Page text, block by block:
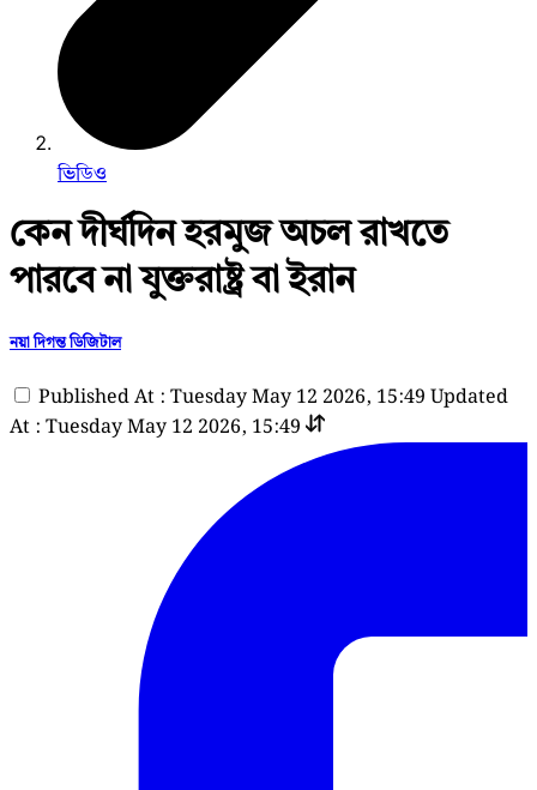
ভিডিও
কেন দীর্ঘদিন হরমুজ অচল রাখতে
পারবে না যুক্তরাষ্ট্র বা ইরান
নয়া দিগন্ত ডিজিটাল
Published At : Tuesday May 12 2026, 15:49 Updated
At : Tuesday May 12 2026, 15:49